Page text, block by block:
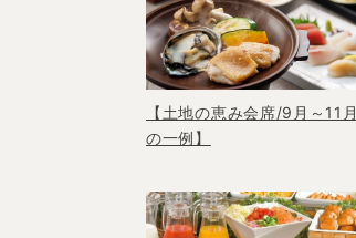
【土地の恵み会席/9月～11月
の一例】